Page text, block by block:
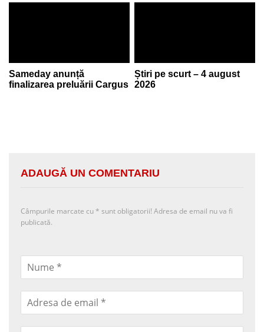
Sameday anunță
finalizarea preluării Cargus
Știri pe scurt – 4 august
2026
ADAUGĂ UN COMENTARIU
Câmpurile marcate cu * sunt obligatorii! Adresa de email nu va fi
publicată.